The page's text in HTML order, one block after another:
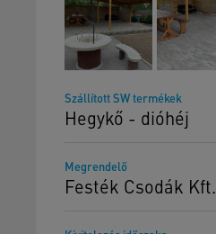
Szállított SW termékek
Hegykő - dióhéj
Megrendelő
Festék Csodák Kft.